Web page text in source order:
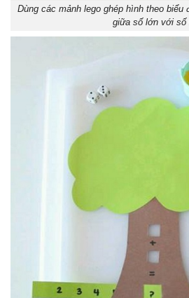
Dùng các mảnh lego ghép hình theo biểu
giữa số lớn với số